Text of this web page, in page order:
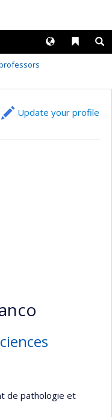
Liens
Langues
Update your profile
de pathologie et